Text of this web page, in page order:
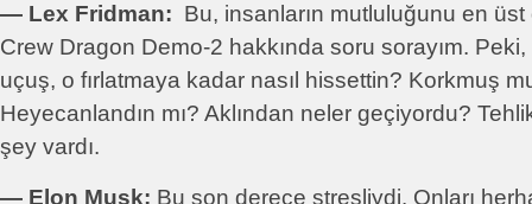
― Lex Fridman: Bu, insanların mutluluğunu en üst
Crew Dragon Demo-2 hakkında soru sorayım.
uçuş, o fırlatmaya kadar nasıl hissettin? Korkmuş
Heyecanlandın mı? Aklından neler geçiyordu?
şey vardı.
― Elon Musk: Bu son derece stresliydi. Onları